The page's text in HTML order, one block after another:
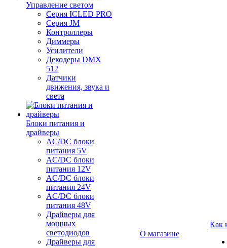
Управление светом
Серия ICLED PRO
Серия JM
Контроллеры
Диммеры
Усилители
Декодеры DMX
512
Датчики
движения, звука и
света
Блоки питания и
драйверы
AC/DC блоки
питания 5V
AC/DC блоки
питания 12V
AC/DC блоки
питания 24V
AC/DC блоки
питания 48V
Драйверы для
мощных
светодиодов
Драйверы для
О магазине
Как